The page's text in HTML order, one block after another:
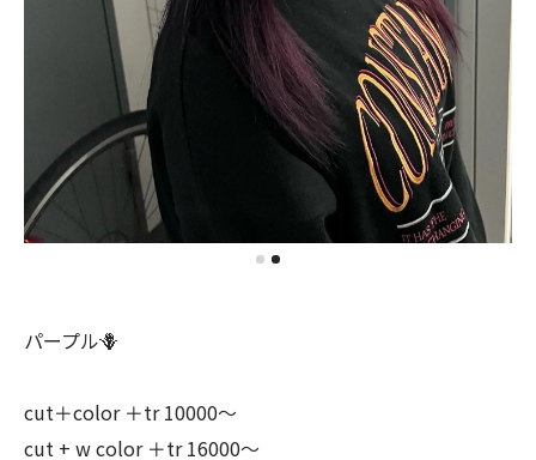
パープル🪻
cut＋color ＋tr 10000〜
cut + w color ＋tr 16000〜